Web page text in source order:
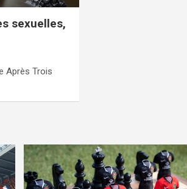
sexuelles,
Après Trois